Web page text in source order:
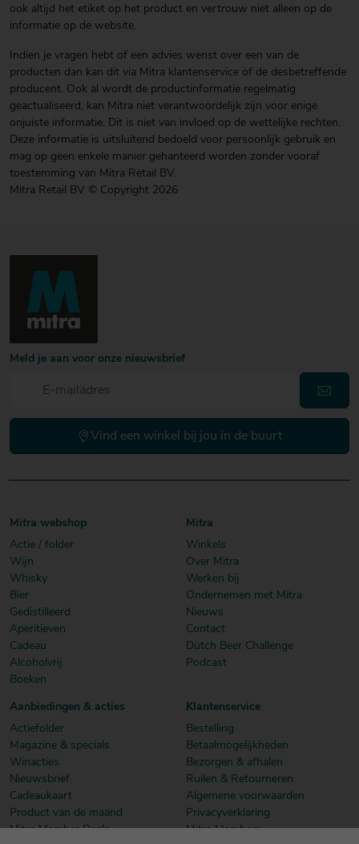
ook altijd het etiket op het product en vertrouw niet alleen op de
informatie op de website.
Indien je vragen hebt of een advies wenst over een van de
producten dan kan dit via Mitra klantenservice of de desbetreffende
producent. Ook al wordt de productinformatie regelmatig
geactualiseerd, kan Mitra niet verantwoordelijk zijn voor enige
onjuiste informatie. Dit is niet van invloed op de wettelijke rechten.
Deze informatie is uitsluitend bedoeld voor persoonlijk gebruik en
mag op geen enkele manier gehanteerd worden zonder vooraf
toestemming van Mitra Retail BV.
Mitra Retail BV © Copyright 2026
Meld je aan voor onze nieuwsbrief
Vind een winkel bij jou in de buurt
Mitra webshop
Actie / folder
Wijn
Whisky
Bier
Gedistilleerd
Aperitieven
Cadeau
Alcoholvrij
Boeken
Mitra
Winkels
Over Mitra
Werken bij
Ondernemen met Mitra
Nieuws
Contact
Dutch Beer Challenge
Podcast
Aanbiedingen & acties
Actiefolder
Magazine & specials
Winacties
Nieuwsbrief
Cadeaukaart
Product van de maand
Mitra Member Deals
Klantenservice
Bestelling
Betaalmogelijkheden
Bezorgen & afhalen
Ruilen & Retourneren
Algemene voorwaarden
Privacyverklaring
Mitra Members